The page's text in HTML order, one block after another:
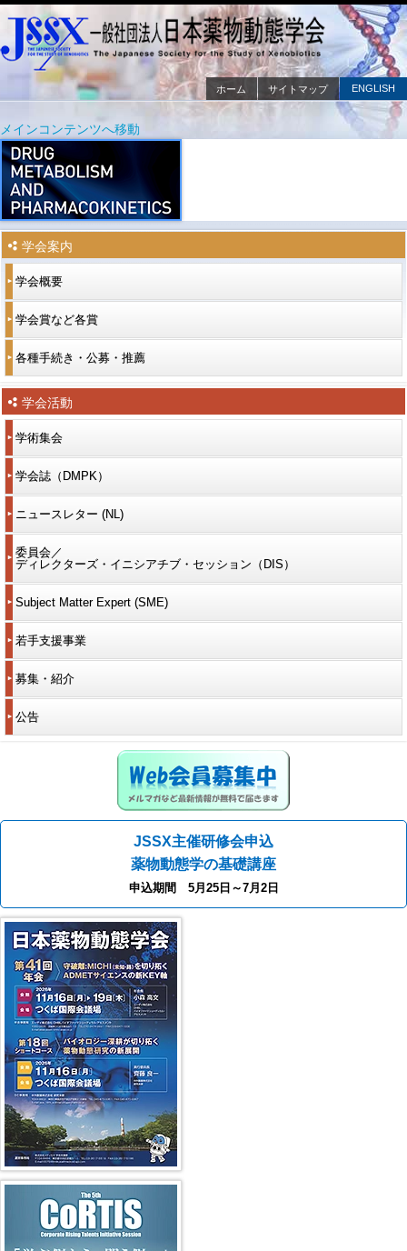
ENGLISH
ホーム サイトマップ
メインメニュー
メインコンテンツへ移動
サブコンテンツへ移動
学会案内
学会概要
学会賞など各賞
各種手続き・公募・推薦
学会活動
学術集会
学会誌（DMPK）
ニュースレター (NL)
委員会／
ディレクターズ・イニシアチブ・セッション（DIS）
Subject Matter Expert (SME)
若手支援事業
募集・紹介
公告
JSSX主催研修会申込
薬物動態学の基礎講座
申込期間 5月25日～7月2日
第41回年会（2026年）
第5回 CoRTIS